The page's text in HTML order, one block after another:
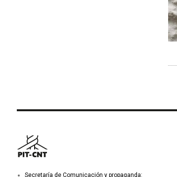
Secretaría de Comunicación y propaganda: